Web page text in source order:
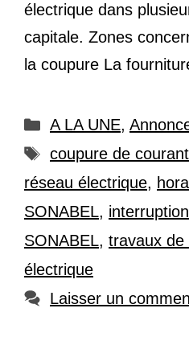
électrique dans
capitale. Zones
la coupure La
Catégories
A LA UNE,
Étiquettes
coupure de
réseau électrique,
SONABEL,
SONABEL, travaux de
électrique
Laisser un